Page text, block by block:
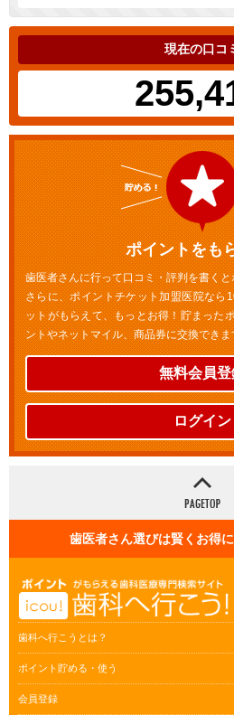
現在の口コ
ポイントをも
歯医者さんに行って口コミ・評判を書く
さらに、ポイントチケット加盟医院なら
ットがもらえて、もっとお得！貯まった
ントやネットマイル、商品券に交換できま
無料会員登
ログイン
歯医者さん選びは賢くお得
歯科へ行こうとは？
ポイント貯める・使う
会員登録